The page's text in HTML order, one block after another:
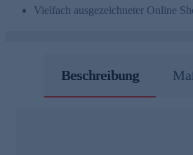
Vielfach ausgezeichneter Online
Beschreibung